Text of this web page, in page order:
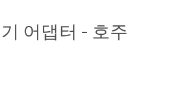
어댑터 - 호주